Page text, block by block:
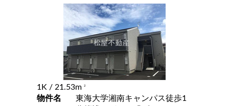
1K / 21.53m 2
物件名
東海大学湘南キャンパス徒歩1